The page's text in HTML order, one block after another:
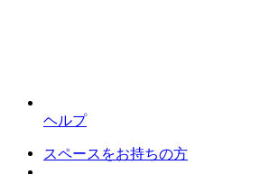
ヘルプ
スペースをお持ちの方